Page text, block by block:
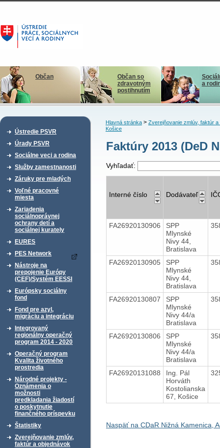
Občan
Občan so
zdravotným
postihnutím
a
Ústredie PSVR
Úrady PSVR
Sociálne veci a rodina
Služby zamestnanosti
Záruky pre mladých
Voľné pracovné
miesta
Zariadenia
sociálnoprávnej
ochrany detí a
sociálnej kurately
EURES
PES Network
Nástroje na
prepojenie Európy
(CEF)/Systém EESSI
Európsky sociálny
fond
Fond pre azyl,
migráciu a integráciu
Integrovaný
regionálny operačný
program 2014 - 2020
Operačný program
Kvalita životného
prostredia
Národné projekty -
Oznámenia o
možnosti
predkladania žiadostí
o poskytnutie
finančného príspevku
Štatistiky
Zverejňovanie zmlúv,
faktúr a objednávok
Hlavná stránka> Zverejňovanie zmlúv, faktúr a
Košice
Faktúry 2013 (DeD
Vyhľadať:
Interné číslo Dodávateľ
FA26920130906
SPP
Mlynské
Nivy 44,
Bratislava
FA26920130905
SPP
Mlynské
Nivy 44,
Bratislava
FA26920130807
SPP
Mlynské
Nivy 44/a
Bratislava
FA26920130806
SPP
Mlynské
Nivy 44/a
Bratislava
FA26920131088
Ing. Pál
Horváth
Kostolianska
67, Košice
Naspäť na CDaR Nižná Kamenica,